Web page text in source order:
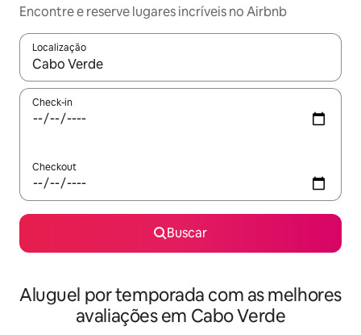
Encontre e reserve lugares incríveis no Airbnb
Localização
Quando os resultados estiverem disponíveis, explore-os
Check-in
Checkout
Buscar
Aluguel por temporada com as melhores
avaliações em Cabo Verde